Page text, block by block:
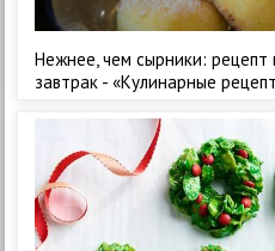
Нежнее, чем сырники:
завтрак - «Кулинарные